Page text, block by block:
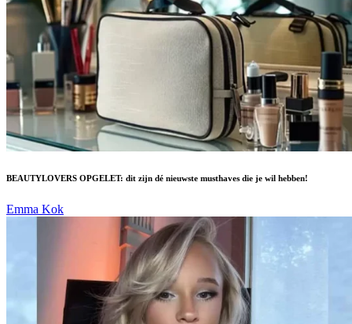
BEAUTYLOVERS OPGELET: dit zijn dé nieuwste musthaves die je wil hebben!
Emma Kok